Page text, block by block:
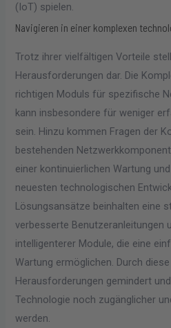
(IoT) spielen.
Navigieren in einer komplexen
Trotz ihrer vielfältigen Vorteile
Herausforderungen dar. Die
richtigen Moduls für spezifische
kann insbesondere für weniger
sein. Hinzu kommen Fragen der
bestehenden
einer kontinuierlichen Wartung
neuesten technologischen
Lösungsansätze beinhalten eine
verbesserte Benutzeranleitungen
intelligenterer Module, die eine
Wartung ermöglichen. Durch
Herausforderungen gemindert
Technologie noch zugänglicher
werden.